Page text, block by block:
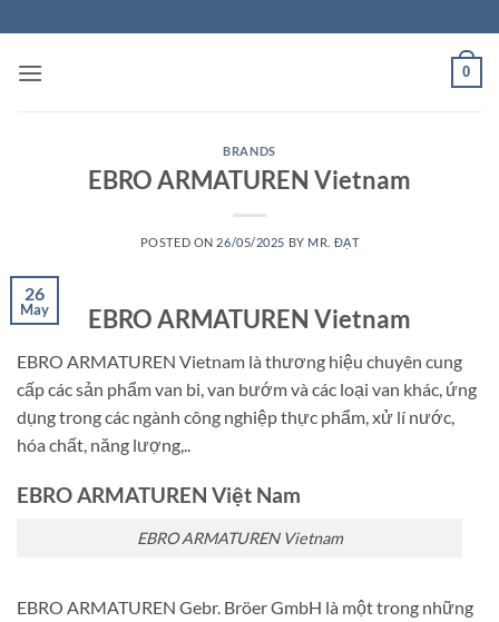
to
content
0
BRANDS
EBRO ARMATUREN Vietnam
POSTED ON 26/05/2025 BY MR. ĐẠT
26
May EBRO ARMATUREN Vietnam
EBRO ARMATUREN Vietnam là thương hiệu chuyên cung
cấp các sản phẩm van bi, van bướm và các loại van khác, ứng
dụng trong các ngành công nghiệp thực phẩm, xử lí nước,
hóa chất, năng lượng,..
EBRO ARMATUREN Việt Nam
EBRO ARMATUREN Vietnam
EBRO ARMATUREN Gebr. Bröer GmbH là một trong những